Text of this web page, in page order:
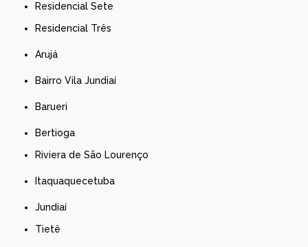
Residencial Sete
Residencial Três
Arujá
Bairro Vila Jundiaí
Barueri
Bertioga
Riviera de São Lourenço
Itaquaquecetuba
Jundiaí
Tietê